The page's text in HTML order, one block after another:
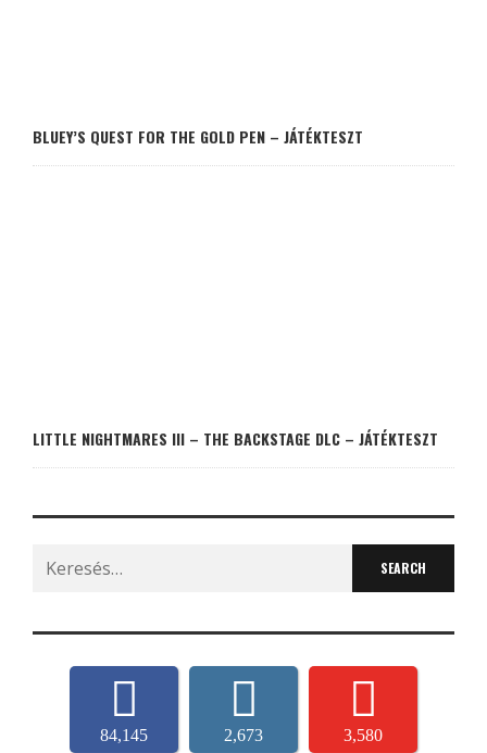
BLUEY’S QUEST FOR THE GOLD PEN – JÁTÉKTESZT
LITTLE NIGHTMARES III – THE BACKSTAGE DLC – JÁTÉKTESZT
Search
for:
84,145 2,673 3,580